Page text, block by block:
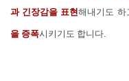
과 긴장감을 표현해내기도 하
을 증폭시키기도 합니다.